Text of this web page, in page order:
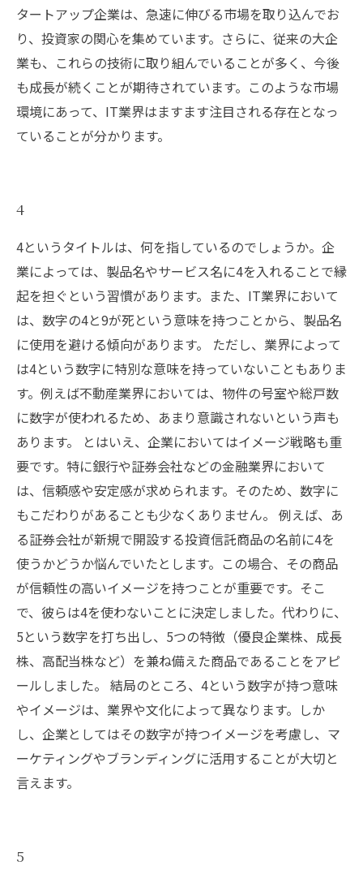
タートアップ企業は、急速に伸びる市場を取り込んでお
り、投資家の関心を集めています。さらに、従来の大企
業も、これらの技術に取り組んでいることが多く、今後
も成長が続くことが期待されています。このような市場
環境にあって、IT業界はますます注目される存在となっ
ていることが分かります。
4
4というタイトルは、何を指しているのでしょうか。企
業によっては、製品名やサービス名に4を入れることで縁
起を担ぐという習慣があります。また、IT業界において
は、数字の4と9が死という意味を持つことから、製品名
に使用を避ける傾向があります。 ただし、業界によって
は4という数字に特別な意味を持っていないこともありま
す。例えば不動産業界においては、物件の号室や総戸数
に数字が使われるため、あまり意識されないという声も
あります。 とはいえ、企業においてはイメージ戦略も重
要です。特に銀行や証券会社などの金融業界において
は、信頼感や安定感が求められます。そのため、数字に
もこだわりがあることも少なくありません。 例えば、あ
る証券会社が新規で開設する投資信託商品の名前に4を
使うかどうか悩んでいたとします。この場合、その商品
が信頼性の高いイメージを持つことが重要です。そこ
で、彼らは4を使わないことに決定しました。代わりに、
5という数字を打ち出し、5つの特徴（優良企業株、成長
株、高配当株など）を兼ね備えた商品であることをアピ
ールしました。 結局のところ、4という数字が持つ意味
やイメージは、業界や文化によって異なります。しか
し、企業としてはその数字が持つイメージを考慮し、マ
ーケティングやブランディングに活用することが大切と
言えます。
5